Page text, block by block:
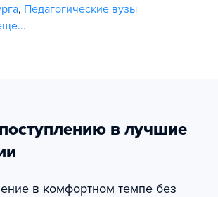
, Педагогические вузы
в лучшие
в комфортном темпе без